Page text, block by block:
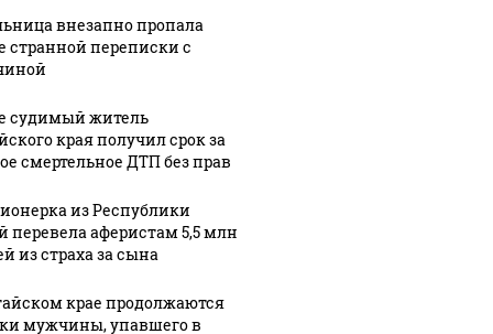
поиске:
поздравления
стихах и
прозе
внезапно пропала
странной переписки с
судимый житель
края получил срок за
смертельное ДТП без прав
из Республики
перевела аферистам 5,5 млн
из страха за сына
крае продолжаются
мужчины, упавшего в